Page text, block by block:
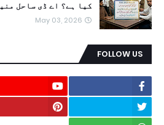
کیا ہے؟ اے ڈی ساحل
May 03, 2026
FOLLOW US